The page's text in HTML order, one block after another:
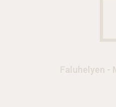
Faluhelyen -